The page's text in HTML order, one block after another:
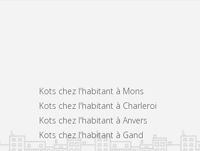
Kots chez l'habitant à Mons
Kots chez l'habitant à Charleroi
Kots chez l'habitant à Anvers
Kots chez l'habitant à Gand